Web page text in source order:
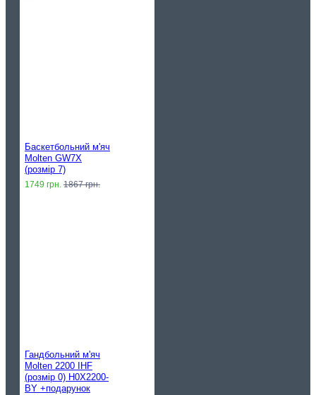
Баскетбольний м'яч
Molten GW7X
(розмір 7)
1749 грн. 1867 грн.
Гандбольний м'яч
Molten 2200 IHF
(розмір 0) H0X2200-
BY +подарунок